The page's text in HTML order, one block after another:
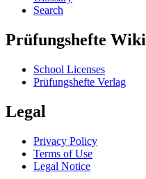
Search
Prüfungshefte Wiki
School Licenses
Prüfungshefte Verlag
Legal
Privacy Policy
Terms of Use
Legal Notice